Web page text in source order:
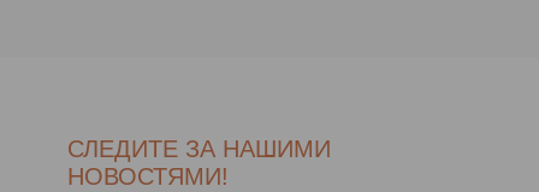
СЛЕДИТЕ ЗА НАШИМИ
НОВОСТЯМИ!